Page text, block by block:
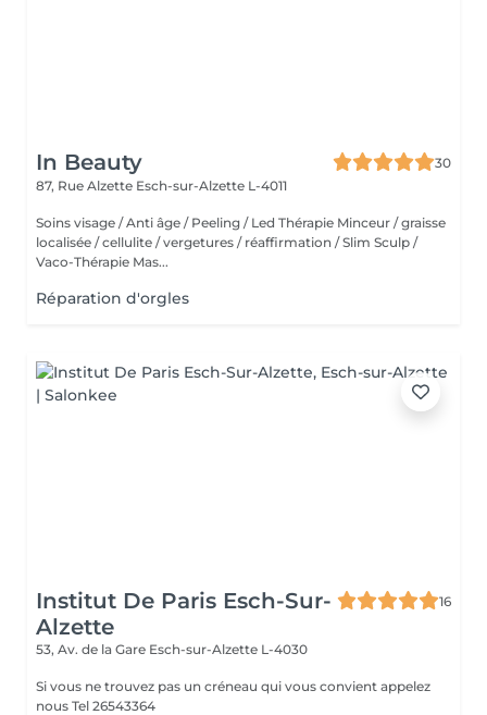
In Beauty
30
87, Rue Alzette Esch-sur-Alzette L-4011
Soins visage / Anti âge / Peeling / Led Thérapie Minceur / graisse
localisée / cellulite / vergetures / réaffirmation / Slim Sculp /
Vaco-Thérapie Mas...
Réparation d'orgles
Institut De Paris Esch-Sur-
Alzette
16
53, Av. de la Gare Esch-sur-Alzette L-4030
Si vous ne trouvez pas un créneau qui vous convient appelez
nous Tel 26543364